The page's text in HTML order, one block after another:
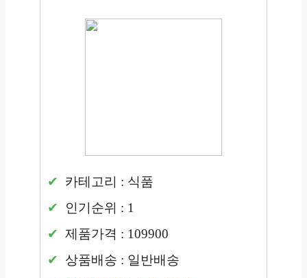
카테고리 : 식품
인기순위 : 1
제품가격 : 109900
상품배송 : 일반배송